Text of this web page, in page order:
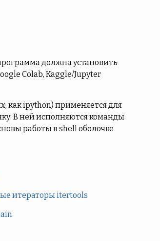
должна установить
Colab, Kaggle/Jupyter
как ipython) применяется для
В ней исполняются команды
работы в shell оболочке
итераторы itertools